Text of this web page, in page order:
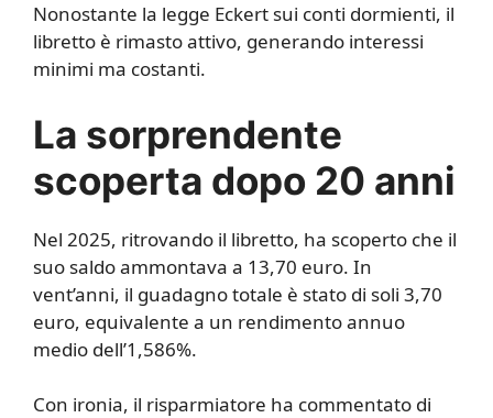
Nonostante la legge Eckert sui conti dormienti, il
libretto è rimasto attivo, generando interessi
minimi ma costanti.
La sorprendente
scoperta dopo 20 anni
Nel 2025, ritrovando il libretto, ha scoperto che il
suo saldo ammontava a 13,70 euro. In
vent’anni, il guadagno totale è stato di soli 3,70
euro, equivalente a un rendimento annuo
medio dell’1,586%.
Con ironia, il risparmiatore ha commentato di